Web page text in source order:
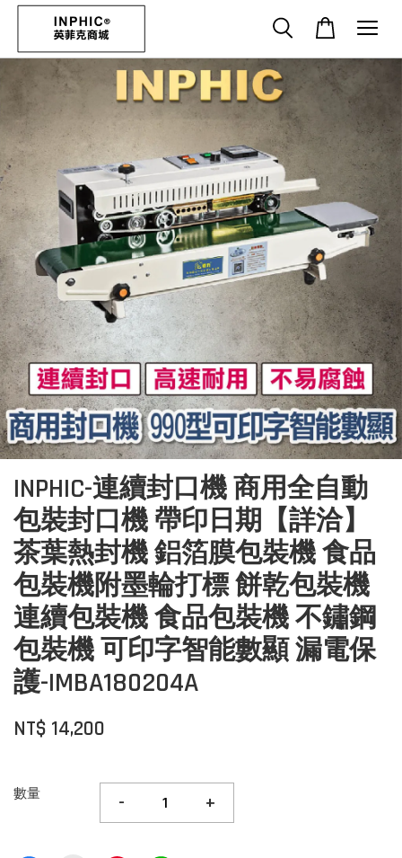
INPHIC-連續封口機 商用全自動
包裝封口機 帶印日期【詳洽】
茶葉熱封機 鋁箔膜包裝機 食品
包裝機附墨輪打標 餅乾包裝機
連續包裝機 食品包裝機 不鏽鋼
包裝機 可印字智能數顯 漏電保
護-IMBA180204A
NT$ 14,200
數量 - +